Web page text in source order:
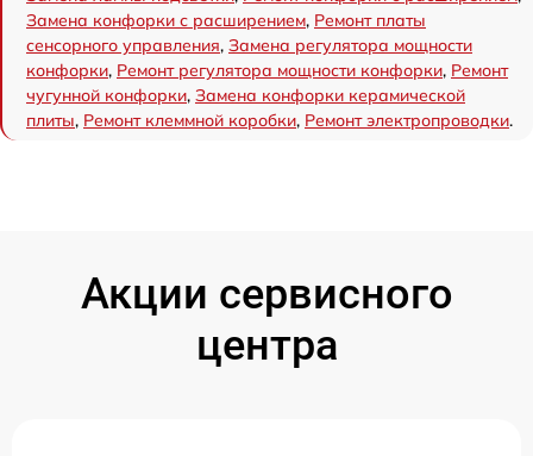
Замена конфорки с расширением, Ремонт платы
сенсорного управления, Замена регулятора мощности
конфорки, Ремонт регулятора мощности конфорки, Ремонт
чугунной конфорки, Замена конфорки керамической
плиты, Ремонт клеммной коробки, Ремонт электропроводки.
Акции сервисного
центра